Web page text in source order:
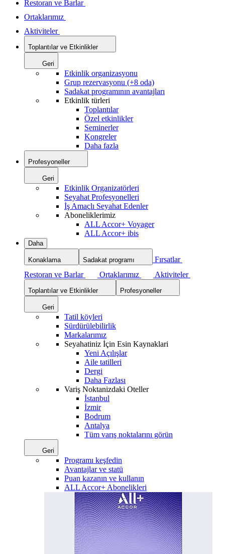
Restoran ve Barlar
Ortaklarımız
Aktiviteler
Toplantılar ve Etkinlikler
Geri
Etkinlik organizasyonu
Grup rezervasyonu (+8 oda)
Sadakat programının avantajları
Etkinlik türleri
Toplantılar
Özel etkinlikler
Seminerler
Kongreler
Daha fazla
Profesyoneller
Geri
Etkinlik Organizatörleri
Seyahat Profesyonelleri
İş Amaçlı Seyahat Edenler
Aboneliklerimiz
ALL Accor+ Voyager
ALL Accor+ ibis
Daha
Konaklama Sadakat programı
Fırsatlar
Restoran ve Barlar
Ortaklarımız Aktiviteler
Toplantılar ve Etkinlikler Profesyoneller
Geri
Tatil köyleri
Sürdürülebilirlik
Markalarımız
Seyahatiniz İçin Esin Kaynaklari
Yeni Açılışlar
Aile tatilleri
Dergi
Daha Fazlası
Variş Noktanizdaki Oteller
İstanbul
İzmir
Bodrum
Antalya
Tüm varış noktalarını görün
Geri
Programı keşfedin
Avantajlar ve statü
Puan kazanın ve kullanın
ALL Accor+ Abonelikleri